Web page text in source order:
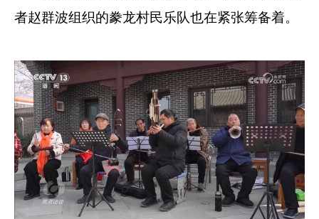
者赵群波组织的豢龙村民乐队也在紧张筹备着。